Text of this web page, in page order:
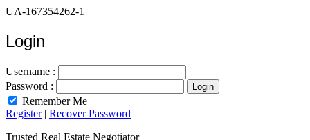
UA-167354262-1
Login
Username :
Password :
Remember Me
Register| Recover Password
Trusted Real Estate Negotiator